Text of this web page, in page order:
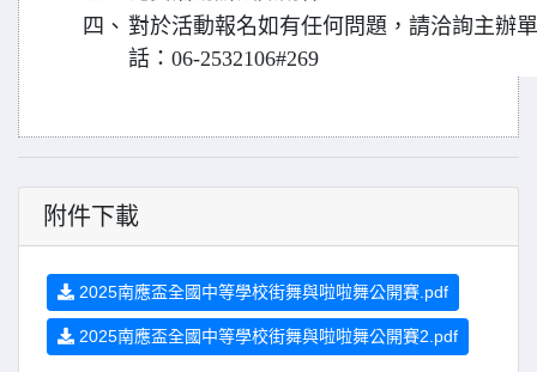
四、 對於活動報名如有任何問題，請洽詢主辦
話：06-2532106#269
附件下載
2025南應盃全國中等學校街舞與啦啦舞公開賽.pdf
2025南應盃全國中等學校街舞與啦啦舞公開賽2.pdf